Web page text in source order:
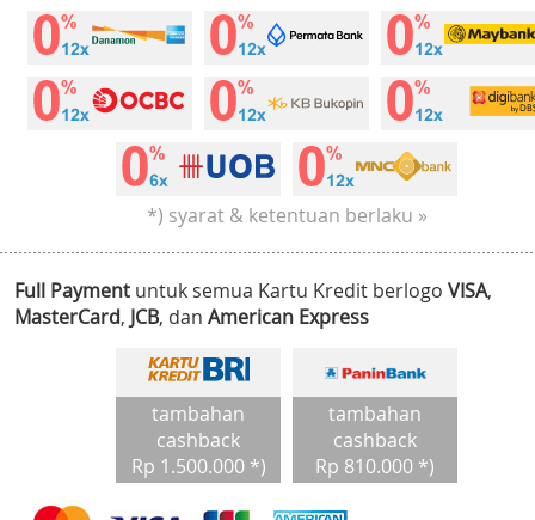
*) syarat & ketentuan berlaku »
Full Payment untuk semua Kartu Kredit berlogo VISA,
MasterCard, JCB, dan American Express
tambahan
cashback
Rp 1.500.000 *)
tambahan
cashback
Rp 810.000 *)